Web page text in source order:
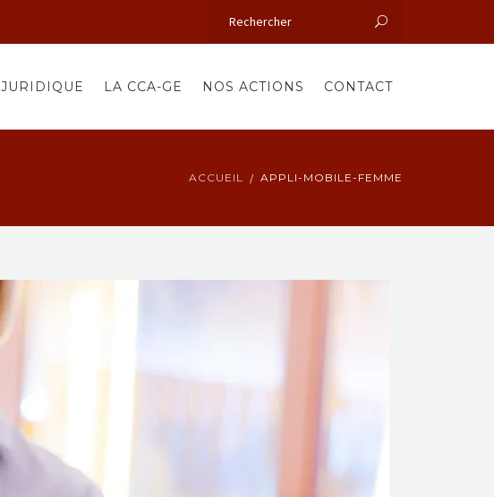
JURIDIQUE LA CCA-GE NOS ACTIONS CONTACT
ACCUEIL APPLI-MOBILE-FEMME